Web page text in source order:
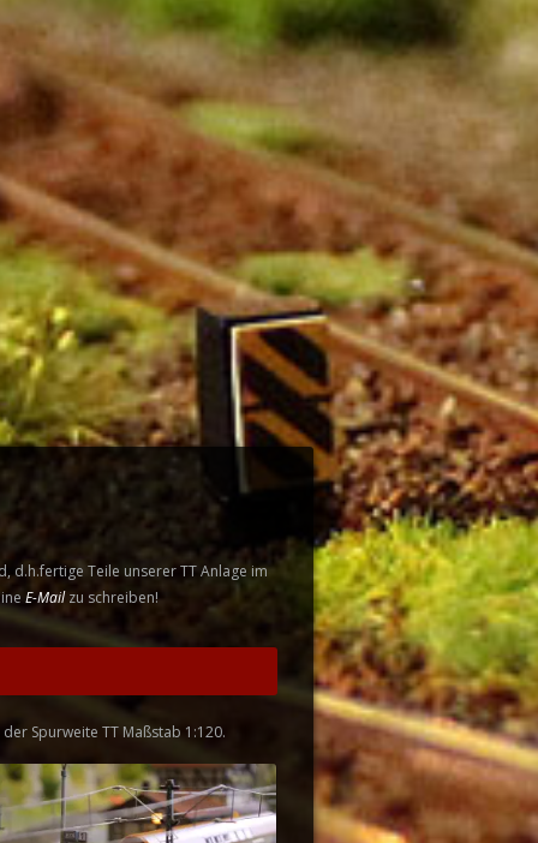
d.h.fertige Teile unserer TT Anlage im
E-Mailzu schreiben!
Spurweite TT Maßstab 1:120.